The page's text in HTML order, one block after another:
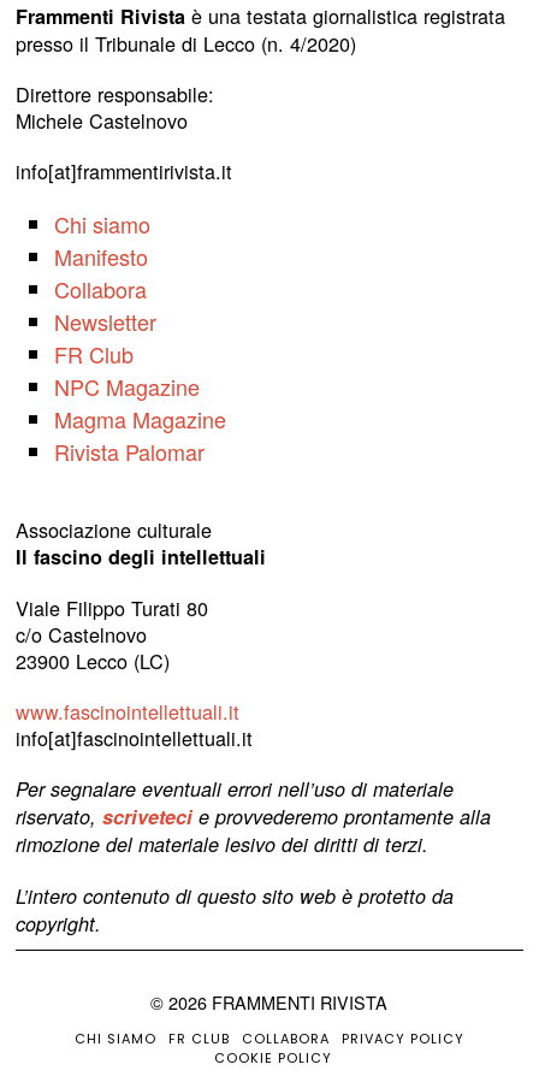
Frammenti Rivistaè una testata giornalistica registrata
presso il Tribunale di Lecco (n. 4/2020)
Direttore responsabile:
Michele Castelnovo
info[at]frammentirivista.it
Chi siamo
Manifesto
Collabora
Newsletter
FR Club
NPC Magazine
Magma Magazine
Rivista Palomar
Associazione culturale
Il fascino degli intellettuali
Viale Filippo Turati 80
c/o Castelnovo
23900 Lecco (LC)
www.fascinointellettuali.it
info[at]fascinointellettuali.it
Per segnalare eventuali errori nell’uso di materiale
riservato,scriveteci e provvederemo prontamente alla
rimozione del materiale lesivo dei diritti di terzi.
L’intero contenuto di questo sito web è protetto da
copyright.
©2026 FRAMMENTI RIVISTA
CHI SIAMO FR CLUB COLLABORA
PRIVACY POLICY
COOKIE POLICY